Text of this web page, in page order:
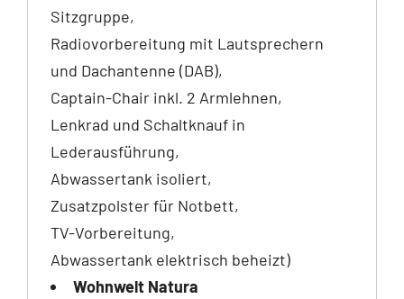
Sitzgruppe,
Radiovorbereitung mit Lautsprechern
und Dachantenne (DAB),
Captain-Chair inkl. 2 Armlehnen,
Lenkrad und Schaltknauf in
Lederausführung,
Abwassertank isoliert,
Zusatzpolster für Notbett,
TV-Vorbereitung,
Abwassertank elektrisch beheizt)
Wohnwelt Natura